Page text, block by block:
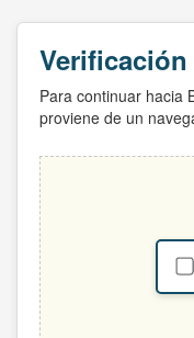
Para continuar hacia
proviene de un